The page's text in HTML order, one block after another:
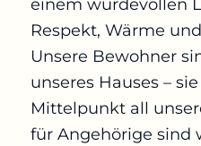
einem würdevollen
Respekt, Wärme
Unsere Bewohner
unseres Hauses –
Mittelpunkt all
für Angehörige sind